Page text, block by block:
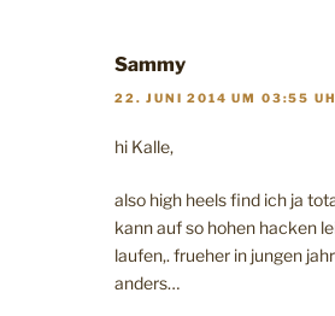
Sammy
22. JUNI 2014 UM 03:55
hi Kalle,
also high heels find ich ja
kann auf so hohen hacken
laufen,. frueher in jungen
anders…